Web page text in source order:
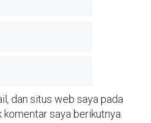
dan situs web saya pada
komentar saya berikutnya.